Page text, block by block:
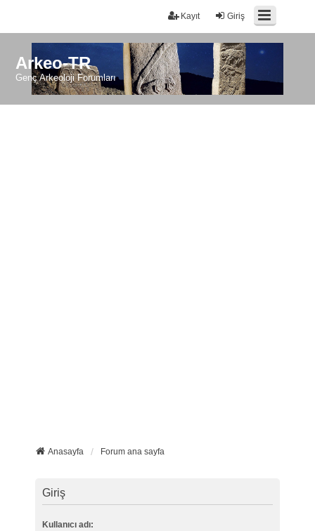
Giriş
Kayıt
Arkeo-TR
Genç Arkeoloji Forumları
Anasayfa Forum ana sayfa
Giriş
Kullanıcı adı: